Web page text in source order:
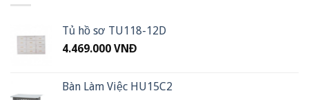
Tủ hồ sơ TU118-12D
4.469.000 VNĐ
Bàn Làm Việc HU15C2